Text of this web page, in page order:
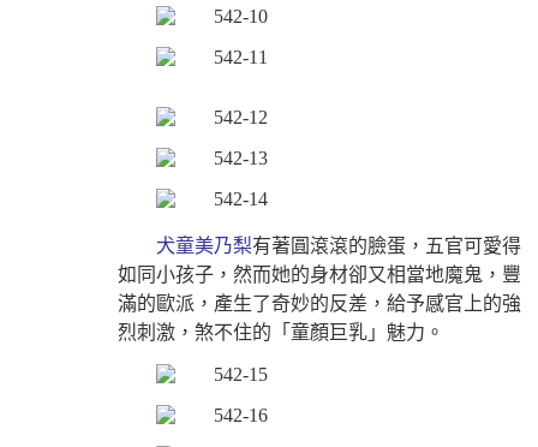
犬童美乃梨有著圓滾滾的臉蛋，五官可愛得
如同小孩子，然而她的身材卻又相當地魔鬼，豐
滿的歐派，產生了奇妙的反差，給予感官上的強
烈刺激，煞不住的「童顏巨乳」魅力。